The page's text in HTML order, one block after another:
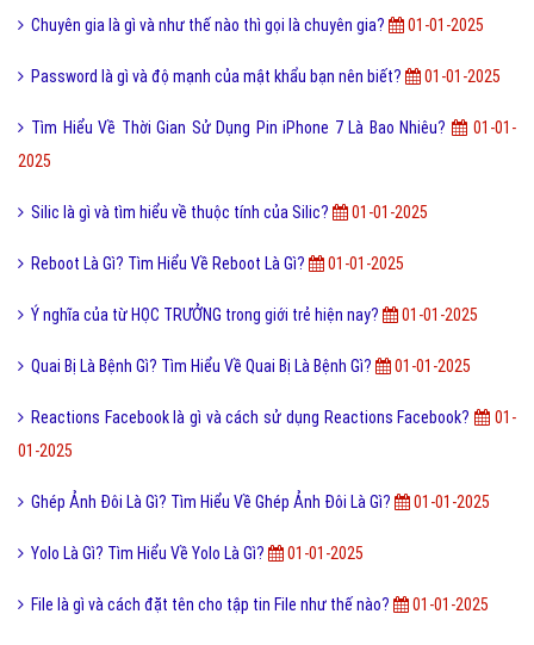
Chuyên gia là gì và như thế nào thì gọi là chuyên gia? 01-01-2025
Password là gì và độ mạnh của mật khẩu bạn nên biết? 01-01-2025
Tìm Hiểu Về Thời Gian Sử Dụng Pin iPhone 7 Là Bao Nhiêu?
01-01-
2025
Silic là gì và tìm hiểu về thuộc tính của Silic? 01-01-2025
Reboot Là Gì? Tìm Hiểu Về Reboot Là Gì? 01-01-2025
Ý nghĩa của từ HỌC TRƯỞNG trong giới trẻ hiện nay? 01-01-2025
Quai Bị Là Bệnh Gì? Tìm Hiểu Về Quai Bị Là Bệnh Gì? 01-01-2025
Reactions Facebook là gì và cách sử dụng Reactions Facebook?
01-
01-2025
Ghép Ảnh Đôi Là Gì? Tìm Hiểu Về Ghép Ảnh Đôi Là Gì? 01-01-2025
Yolo Là Gì? Tìm Hiểu Về Yolo Là Gì? 01-01-2025
File là gì và cách đặt tên cho tập tin File như thế nào? 01-01-2025